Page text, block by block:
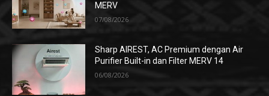
MERV
07/08/2026
Sharp AIREST, AC Premium dengan Air
Purifier Built-in dan Filter MERV 14
06/08/2026